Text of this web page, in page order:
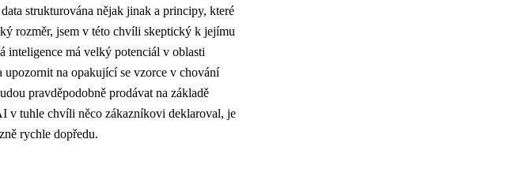
strukturována nějak jinak a principy, které
rozměr, jsem v této chvíli skeptický k jejímu
inteligence má velký potenciál v oblasti
upozornit na opakující se vzorce v chování
pravděpodobně prodávat na základě
v tuhle chvíli něco zákazníkovi deklaroval, je
rychle dopředu.